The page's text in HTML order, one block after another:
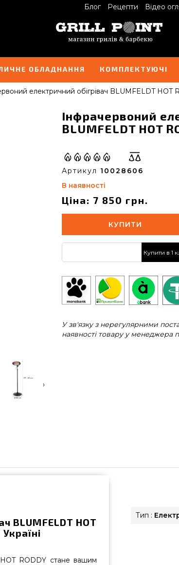
Блог Рецепти Відео
ОБЛАДНАННЯ КОМПЛЕКТУЮЧІ
електричний обігрівач BLUMFELDT HOT
›
Інфрачервоний
BLUMFELDT HOT
Артикул 10028606
В наявності
Ціна: 7 850 грн.
КУПИТИ
Купити в 1
У зв'язку з нерегулярними
наявності товару у менеджера
BLUMFELDT HOT
RODDY стане вашим
Тип :